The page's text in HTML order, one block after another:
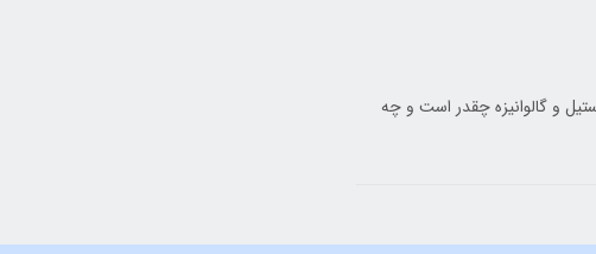
و گالوانیزه چقدر است و چه